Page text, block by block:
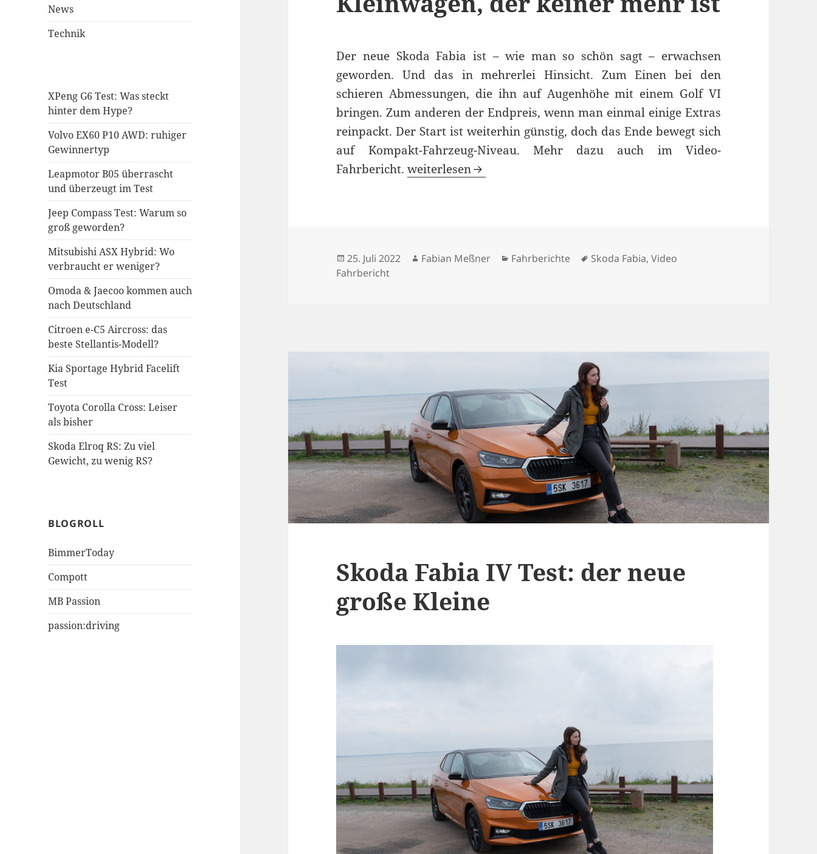
News
Technik
XPeng G6 Test: Was steckt
hinter dem Hype?
Volvo EX60 P10 AWD: ruhiger
Gewinnertyp
Leapmotor B05 überrascht
und überzeugt im Test
Jeep Compass Test: Warum so
groß geworden?
Mitsubishi ASX Hybrid: Wo
verbraucht er weniger?
Omoda & Jaecoo kommen auch
nach Deutschland
Citroen e-C5 Aircross: das
beste Stellantis-Modell?
Kia Sportage Hybrid Facelift
Test
Toyota Corolla Cross: Leiser
als bisher
Skoda Elroq RS: Zu viel
Gewicht, zu wenig RS?
BLOGROLL
BimmerToday
Compott
MB Passion
passion:driving
Der neue Skoda Fabia ist – wie man so schön sagt – erwachsen
geworden. Und das in mehrerlei Hinsicht. Zum Einen bei den
schieren Abmessungen, die ihn auf Augenhöhe mit einem Golf VI
bringen. Zum anderen der Endpreis, wenn man einmal einige Extras
reinpackt. Der Start ist weiterhin günstig, doch das Ende bewegt sich
auf Kompakt-Fahrzeug-Niveau. Mehr dazu auch im Video-
Fahrbericht.Skoda Fabia Test: Der Kleinwagen, der keiner mehr ist
weiterlesen
Veröffentlicht
am
25. Juli 2022 Autor
Fabian Meßner Kategorien
Fahrberichte Schlagwörter
Skoda Fabia,Video
Fahrbericht
Skoda Fabia IV Test: der neue
große Kleine